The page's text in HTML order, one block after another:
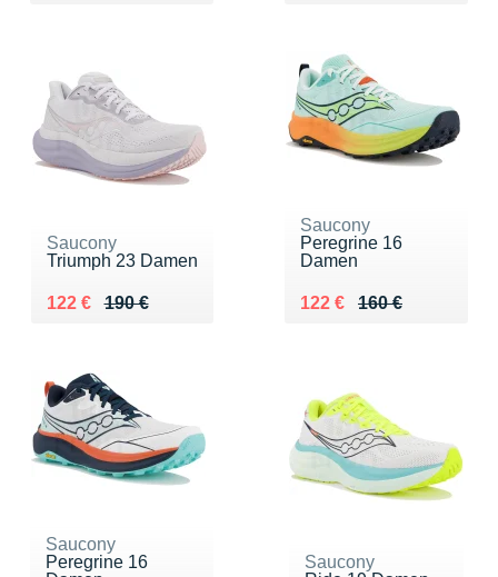
Saucony
Triumph 23 Damen
190 €
Au lieu de 190 €
122 €
Vendu 122 €
Saucony
Peregrine 16
Damen
160 €
Au lieu de 160 €
122 €
Vendu 122 €
Saucony
Peregrine 16
Saucony